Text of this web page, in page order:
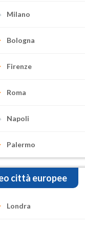
Milano
Bologna
Firenze
Roma
Napoli
Palermo
città europee
Londra